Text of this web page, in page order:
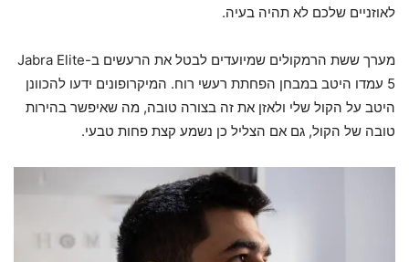
לאוזניים שלכם לא תהיה בעיה.
מערך ששת הרמקולים שמיועדים לבטל את הרעשים ב-Jabra Elite
5 עמדו היטב במבחן הפחתת רעשי רוח. המיקרופונים ידעו להכוונן
היטב על הקול שלי ולאזן את זה בצורה טובה, מה שאיפשר בהירות
טובה של הקול, גם אם הצליל כן נשמע קצת פחות טבעי.